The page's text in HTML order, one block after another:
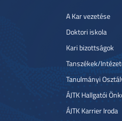
A Kar vezetése
Doktori iskola
Kari bizottságok
Tanszékek/
Tanulmányi
ÁJTK Hallgatói
ÁJTK Karrier Iroda